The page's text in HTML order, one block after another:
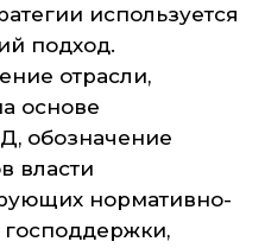
используется
подход.
отрасли,
основе
обозначение
власти
нормативно-